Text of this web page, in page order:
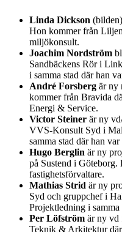
Linda Dickson
Hon kommer från
miljökonsult.
Joachim Nordström
Sandbäckens Rör i
i samma stad där han
André Forsberg är ny
kommer från Bravida
Energi & Service.
Victor Steiner är ny
VVS-Konsult Syd i
samma stad där han
Hugo Berglin är ny
på Sustend i Göteborg.
fastighetsförvaltare.
Mathias Strid är ny
Syd och gruppchef i
Projektledning i
Per Löfström är ny vd
Teknik & Arkitektur